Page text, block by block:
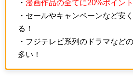
・ 漫画作品の全てに20%ポイント
・セールやキャンペーンなど安
る！
・フジテレビ系列のドラマなど
多い！